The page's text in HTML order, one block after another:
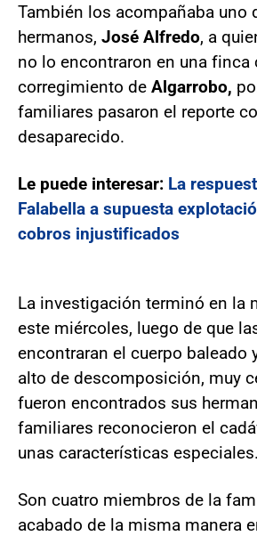
También los acompañaba uno
hermanos, José Alfredo, a
no lo encontraron en una finca
corregimiento de Algarrobo,
familiares pasaron el reporte
desaparecido.
Le puede interesar: La
Falabella a supuesta
cobros injustificados
La investigación terminó en la
este miércoles, luego de que
encontraran el cuerpo baleado
alto de descomposición, muy
fueron encontrados sus
familiares reconocieron el
unas características especiales.
Son cuatro miembros de la
acabado de la misma manera